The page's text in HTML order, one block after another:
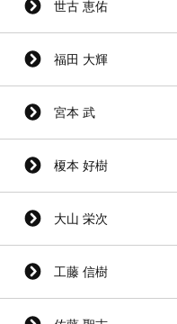
世古 恵佑
福田 大輝
宮本 武
榎本 好樹
大山 栄次
工藤 信樹